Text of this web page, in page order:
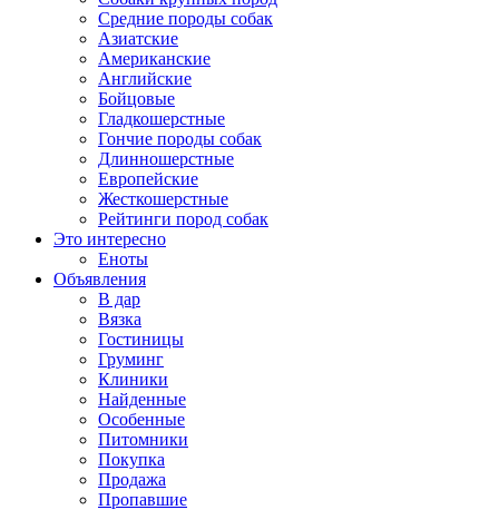
Средние породы собак
Азиатские
Американские
Английские
Бойцовые
Гладкошерстные
Гончие породы собак
Длинношерстные
Европейские
Жесткошерстные
Рейтинги пород собак
Это интересно
Еноты
Объявления
В дар
Вязка
Гостиницы
Груминг
Клиники
Найденные
Особенные
Питомники
Покупка
Продажа
Пропавшие